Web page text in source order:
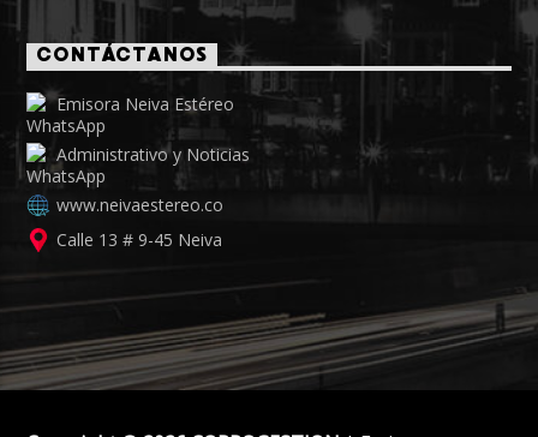
CONTÁCTANOS
Emisora Neiva Estéreo
Administrativo y Noticias
www.neivaestereo.co
Calle 13 # 9-45 Neiva